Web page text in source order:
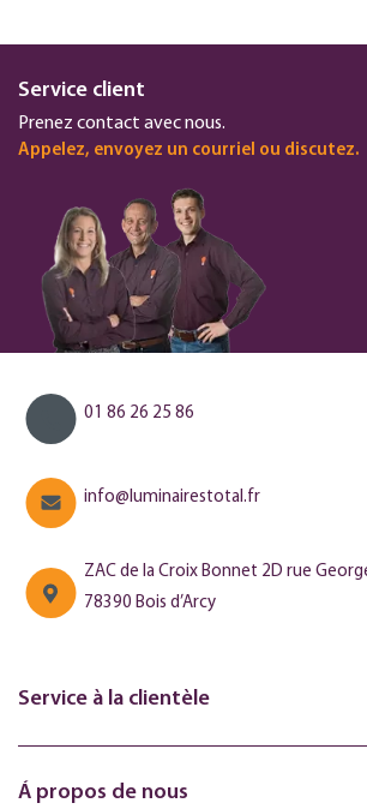
Service client
Prenez contact avec nous.
Appelez, envoyez un courriel ou discutez.
01 86 26 25 86
info@luminairestotal.fr
ZAC de la Croix Bonnet 2D rue
78390 Bois d’Arcy
Service à la clientèle
Á propos de nous